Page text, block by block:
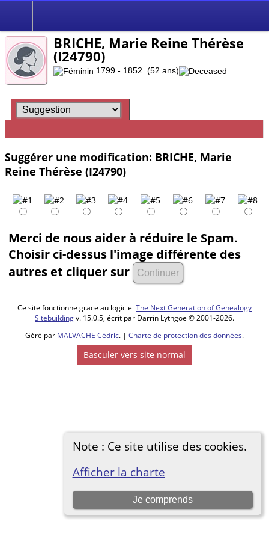
Note : Ce site utilise des cookies.
Afficher la charte
Je comprends
BRICHE, Marie Reine Thérèse
(I24790)
1799 - 1852 (52 ans)
Suggérer une modification: BRICHE, Marie
Reine Thérèse (I24790)
Merci de nous aider à réduire le Spam.
Choisir ci-dessus l'image différente des
autres et cliquer sur
Ce site fonctionne grace au logiciel The Next Generation of Genealogy
Sitebuildingv. 15.0.5, écrit par Darrin Lythgoe © 2001-2026.
Géré par MALVACHE Cédric. | Charte de protection des données.
Basculer vers site normal